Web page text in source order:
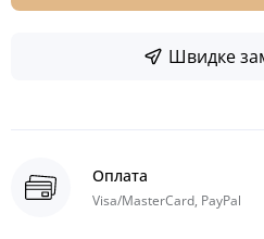
Швидке
Оплата
Visa/MasterCard, PayPal